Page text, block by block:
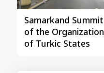
Samarkand Summit
of the Organization
of Turkic States